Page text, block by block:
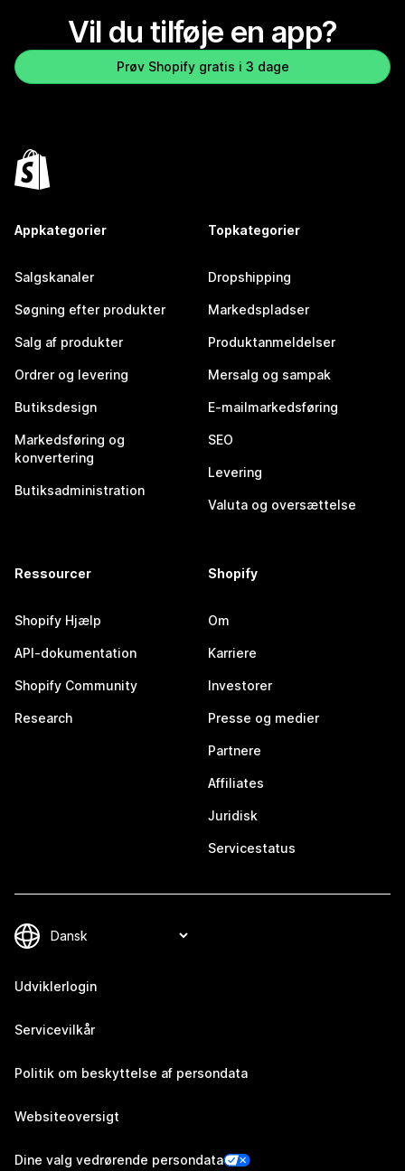
Vil du tilføje en app?
Prøv Shopify gratis i 3 dage
Appkategorier
Salgskanaler
Søgning efter produkter
Salg af produkter
Ordrer og levering
Butiksdesign
Markedsføring og
konvertering
Butiksadministration
Topkategorier
Dropshipping
Markedspladser
Produktanmeldelser
Mersalg og sampak
E-mailmarkedsføring
SEO
Levering
Valuta og oversættelse
Ressourcer
Shopify Hjælp
API-dokumentation
Shopify Community
Research
Shopify
Om
Karriere
Investorer
Presse og medier
Partnere
Affiliates
Juridisk
Servicestatus
Udviklerlogin
Servicevilkår
Politik om beskyttelse af persondata
Websiteoversigt
Dine valg vedrørende persondata